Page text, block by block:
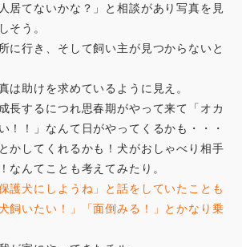
居てないかな？」と相談があり写真を見
そう。
に行き、そして飼い主が見つからないと
は助けを求めているように見え。
長するにつれ思春期がやって来て「オカ
！！」なんて日がやってくるかも・・・
かしてくれるかも！犬がおしゃべり相手
なんてことも考えてみたり。
護犬にしようね」と話をしていたことも
飼いたい！」「面倒みる！」とかなり乗